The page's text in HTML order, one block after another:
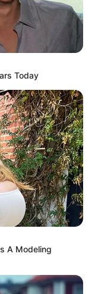
Today
A Modeling